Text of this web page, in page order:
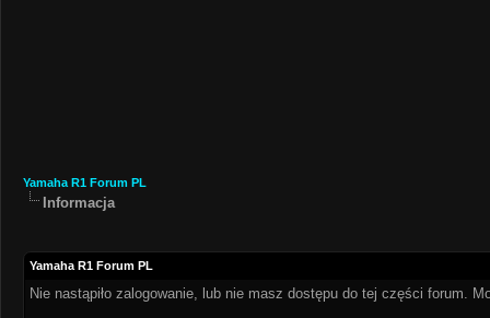
Yamaha R1 Forum PL
Informacja
Yamaha R1 Forum PL
Nie nastąpiło zalogowanie, lub nie masz dostępu do tej części forum.